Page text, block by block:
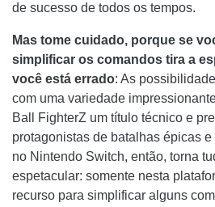
de sucesso de todos os tempos.
Mas tome cuidado, porque se
simplificar os comandos tira a
você está errado: As
com uma variedade
Ball FighterZ um título técnico e
protagonistas de batalhas épicas
no Nintendo Switch, então, torna
espetacular: somente nesta
recurso para simplificar alguns